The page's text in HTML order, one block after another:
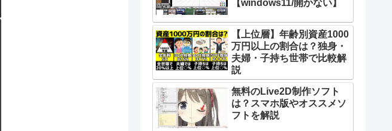
【windows11/開かない】
【上位層】年齢別資産1000
万円以上の割合は？独身・
夫婦・子持ち世帯で比較解
説
無料のLive2D制作ソフト
は？スマホ版やオススメソ
フトを解説